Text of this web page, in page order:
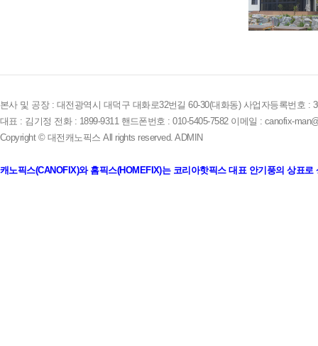
본사 및 공장 : 대전광역시 대덕구 대화로32번길 60-30(대화동) 사업자등록번호 :
대표 : 김기정 전화 : 1899-9311 핸드폰번호 : 010-5405-7582 이메일 : canofix-
Copyright © 대전캐노픽스 All rights reserved.ADMIN
캐노픽스(CANOFIX)와 홈픽스(HOMEFIX)는 코리아핫픽스 대표 안기풍의 상표